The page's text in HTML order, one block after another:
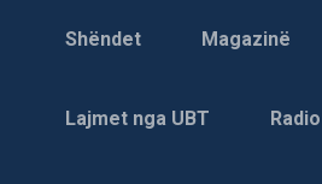
Shëndet Magazinë
Lajmet nga UBT